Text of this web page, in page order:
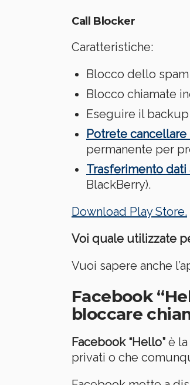
Call Blocker
Caratteristiche:
Blocco dello
Blocco chiamate
Eseguire il
Potrete
permanente per
Trasferimento
BlackBerry).
Download Play Store.
Voi quale utilizzate
Vuoi sapere anche
Facebook
bloccare
Facebook “Hello” è
privati o che